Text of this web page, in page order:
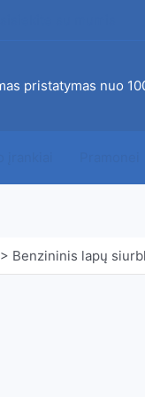
pristatymas nuo
> Benzininis lapų